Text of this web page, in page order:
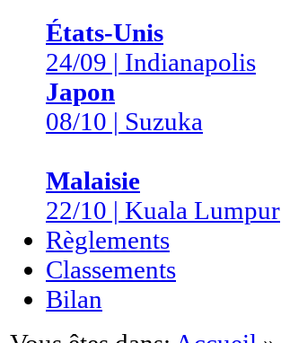
États-Unis
24/09 | Indianapolis
Japon
08/10 | Suzuka
Malaisie
22/10 | Kuala Lumpur
Règlements
Classements
Bilan